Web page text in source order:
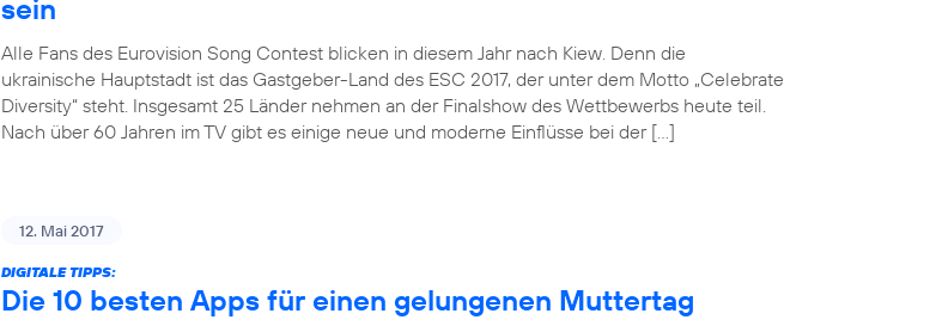
sein
Alle Fans des Eurovision Song Contest blicken in diesem Jahr nach Kiew. Denn die
ukrainische Hauptstadt ist das Gastgeber-Land des ESC 2017, der unter dem Motto „Celebrate
Diversity“ steht. Insgesamt 25 Länder nehmen an der Finalshow des Wettbewerbs heute teil.
Nach über 60 Jahren im TV gibt es einige neue und moderne Einflüsse bei der […]
12. Mai 2017
DIGITALE TIPPS:
Die 10 besten Apps für einen gelungenen Muttertag